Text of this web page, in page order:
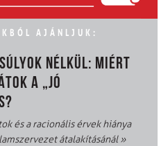
AJÁNLJUK:
NÉLKÜL: MIÉRT
A „JÓ
és a racionális érvek hiánya
átalakításánál»